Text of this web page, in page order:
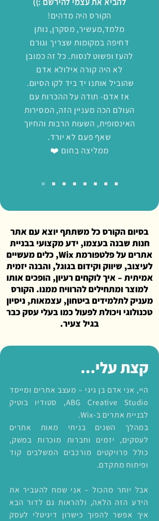
הקורס היה מדהים!
מלמד,מעשיר, מסקרן, נותן
דחיפה במקומות שצריך וגורם
להעז ופשוט לנסות. כל זה כמובן
לא היה קורה אילולא אדם
שהוביל אותנו יד ביד לקו הסיום.
אז אדם- תודה על ההכרות עם
העולם הכה מעניין הזה, המסירות
האינסופית, השעות הרבות והחיוך
שאף פעם לא יורד.
ממליצה בחום ❤️
בסיום הקורס כל משתתף יוצא עם אתר
חנות שבנה בעצמו, ידע מקצועי בבניית
אתרים על פלטפורמת Wix, כלים מעשיים
לעיצוב, שיווק וקידום בגוגל, והבנה יזמית
אמיתית – איך לוקחים רעיון, הופכים אותו
למוצר ומתחילים להרוויח ממנו. הקורס
מעניק לתלמידים ביטחון, עצמאות, ניסיון
טכנולוגי ויכולת לפעול כמו בעלי עסק כבר
בגיל צעיר.
קצת עלי...
היי, אני אדם בן גיגי – מעצב אתרים ומייסד
ABG Creative Studio, סטודיו בוטיק
לבניית אתרים ב-Wix.
במהלך השנים בניתי מאות אתרים
לעסקים, יזמים וחברות מוכרות במשק,
כולל פרויקטים מורכבים המשלבים קוד
ופיתוח מתקדם.
אבל יותר מהכול – אני שמח להעביר את
הידע הזה הלאה, ולהראות גם לדור הבא
איך אפשר להפוך כישרון דיגיטלי לעסק